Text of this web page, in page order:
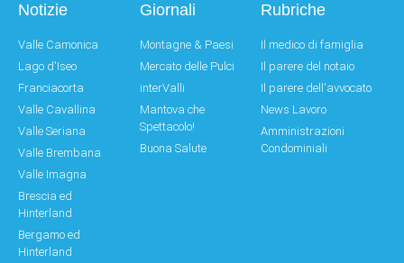
Notizie
Valle Camonica
Lago d'Iseo
Franciacorta
Valle Cavallina
Valle Seriana
Valle Brembana
Valle Imagna
Brescia ed
Hinterland
Bergamo ed
Hinterland
Giornali
Montagne & Paesi
Mercato delle Pulci
interValli
Mantova che
Spettacolo!
Buona Salute
Rubriche
Il medico di famiglia
Il parere del notaio
Il parere dell'avvocato
News Lavoro
Amministrazioni
Condominiali